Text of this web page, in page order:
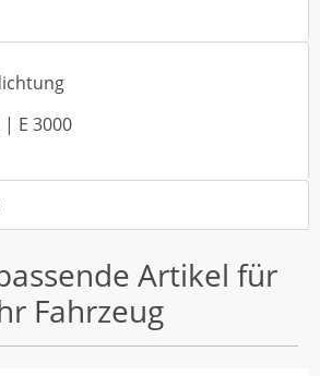
| E 3000
Artikel für
Fahrzeug